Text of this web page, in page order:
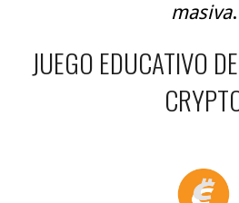
masiva.
JUEGO EDUCATIVO